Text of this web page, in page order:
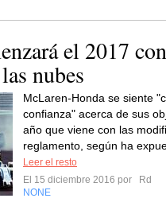
el 2017
nubes
McLaren-Honda se siente
confianza" acerca de sus
año que viene con las
reglamento, según ha
Leer el resto
El 15 diciembre 2016 por
Rd
NONE